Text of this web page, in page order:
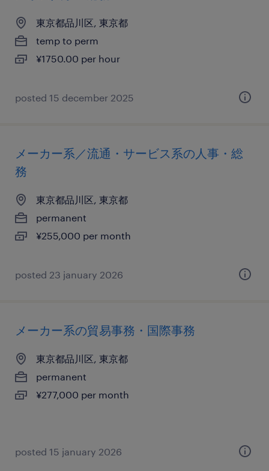
東京都品川区, 東京都
temp to perm
¥1750.00 per hour
posted 15 december 2025
メーカー系／流通・サービス系の人事・総
務
東京都品川区, 東京都
permanent
¥255,000 per month
posted 23 january 2026
メーカー系の貿易事務・国際事務
東京都品川区, 東京都
permanent
¥277,000 per month
posted 15 january 2026